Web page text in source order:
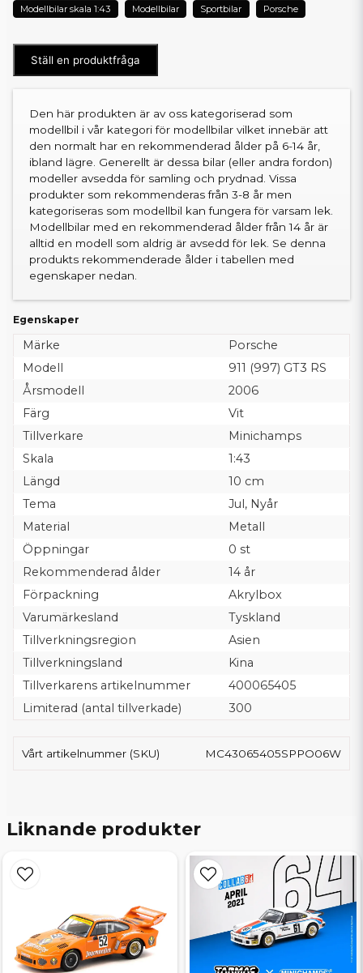
Modellbilar skala 1:43 Modellbilar Sportbilar Porsche
Ställ en produktfråga
Den här produkten är av oss kategoriserad som
modellbil i vår kategori för modellbilar vilket innebär att
den normalt har en rekommenderad ålder på 6-14 år,
ibland lägre. Generellt är dessa bilar (eller andra fordon)
modeller avsedda för samling och prydnad. Vissa
produkter som rekommenderas från 3-8 år men
kategoriseras som modellbil kan fungera för varsam lek.
Modellbilar med en rekommenderad ålder från 14 år är
alltid en modell som aldrig är avsedd för lek. Se denna
produkts rekommenderade ålder i tabellen med
egenskaper nedan.
Egenskaper
Märke
Porsche
Modell
911 (997) GT3 RS
Årsmodell
2006
Färg
Vit
Tillverkare
Minichamps
Skala
1:43
Längd
10 cm
Tema
Jul, Nyår
Material
Metall
Öppningar
0 st
Rekommenderad ålder
14 år
Förpackning
Akrylbox
Varumärkesland
Tyskland
Tillverkningsregion
Asien
Tillverkningsland
Kina
Tillverkarens artikelnummer
400065405
Limiterad (antal tillverkade)
300
Vårt artikelnummer (SKU) MC43065405SPPO06W
Liknande produkter